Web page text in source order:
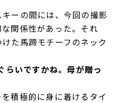
ーの間には、今回の撮影
関係性があった。それ
た馬蹄モチーフのネック
らいですかね。母が贈っ
積極的に身に着けるタイ